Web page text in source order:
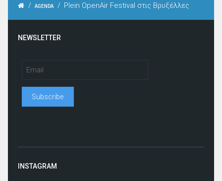
/ AGENDA / Plein OpenAir Festival στις Βρυξέλλες
NEWSLETTER
INSTAGRAM